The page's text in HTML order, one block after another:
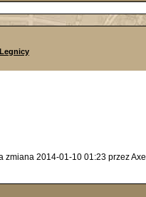
zmiana 2014-01-10 01:23 przez